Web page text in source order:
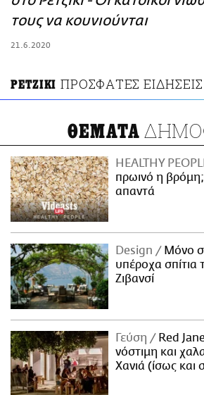
ΑΜΠΑ
τους να κουνιούνται
21.6.2020
ΡΕΤΖΙΚΙ ΠΡΟΣΦΑΤΕΣ ΕΙΔΗΣΕΙΣ
ΘΕΜΑΤΑ
HEALTHY
πρωινό η
απαντά
Design
Μόνο
υπέροχα σπίτια
Ζιβανσί
Γεύση
Red
νόστιμη και
Χανιά (ίσως και